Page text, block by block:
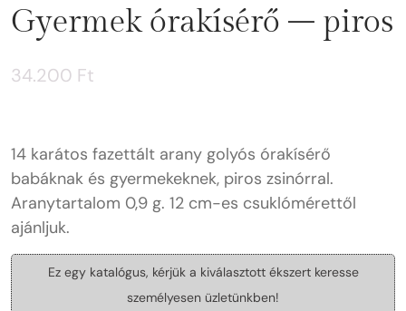
Gyermek órakísérő – piros
34.200 Ft
14 karátos fazettált arany golyós órakísérő
babáknak és gyermekeknek, piros zsinórral.
Aranytartalom 0,9 g. 12 cm-es csuklómérettől
ajánljuk.
Ez egy katalógus, kérjük a kiválasztott ékszert keresse
személyesen üzletünkben!